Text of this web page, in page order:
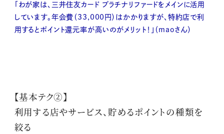
「わが家は、三井住友カード プラチナリファードをメインに活用
しています。年会費（33,000円）はかかりますが、特約店で利
用するとポイント還元率が高いのがメリット！」（maoさん）
【基本テク②】
利用する店やサービス、貯めるポイントの種類を
絞る